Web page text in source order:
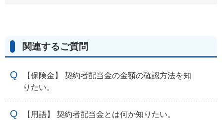
関連するご質問
【保険金】 契約者配当金の金額の確認方法を知
りたい。
【用語】 契約者配当金とは何か知りたい。